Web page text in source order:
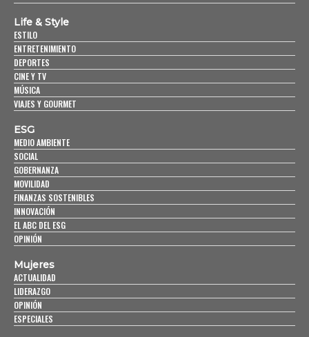
Life & Style
ESTILO
ENTRETENIMIENTO
DEPORTES
CINE Y TV
MÚSICA
VIAJES Y GOURMET
ESG
MEDIO AMBIENTE
SOCIAL
GOBERNANZA
MOVILIDAD
FINANZAS SOSTENIBLES
INNOVACIÓN
EL ABC DEL ESG
OPINIÓN
Mujeres
ACTUALIDAD
LIDERAZGO
OPINIÓN
ESPECIALES